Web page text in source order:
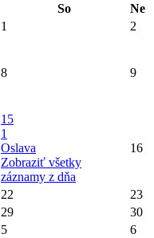
So
Ne
1 2
8 9
15
1
Oslava
Zobraziť všetky
záznamy z dňa
16
22
23
29
30
5 6